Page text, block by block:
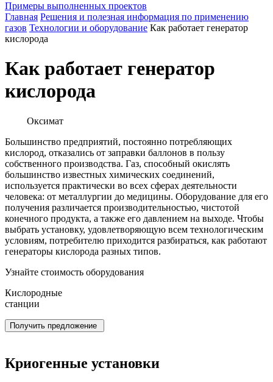
Примеры выполненных проектов
Главная Решения и полезная информация по применению
газов Технологии и оборудование Как работает генератор
кислорода
Как работает генератор
кислорода
Оксимат
Большинство предприятий, постоянно потребляющих
кислород, отказались от заправки баллонов в пользу
собственного производства. Газ, способный окислять
большинство известных химических соединений,
используется практически во всех сферах деятельности
человека: от металлургии до медицины. Оборудование для его
получения различается производительностью, чистотой
конечного продукта, а также его давлением на выходе. Чтобы
выбрать установку, удовлетворяющую всем технологическим
условиям, потребителю приходится разбираться, как работают
генераторы кислорода разных типов.
Узнайте стоимость оборудования
Кислородные
станции
Получить предложение
Криогенные установки